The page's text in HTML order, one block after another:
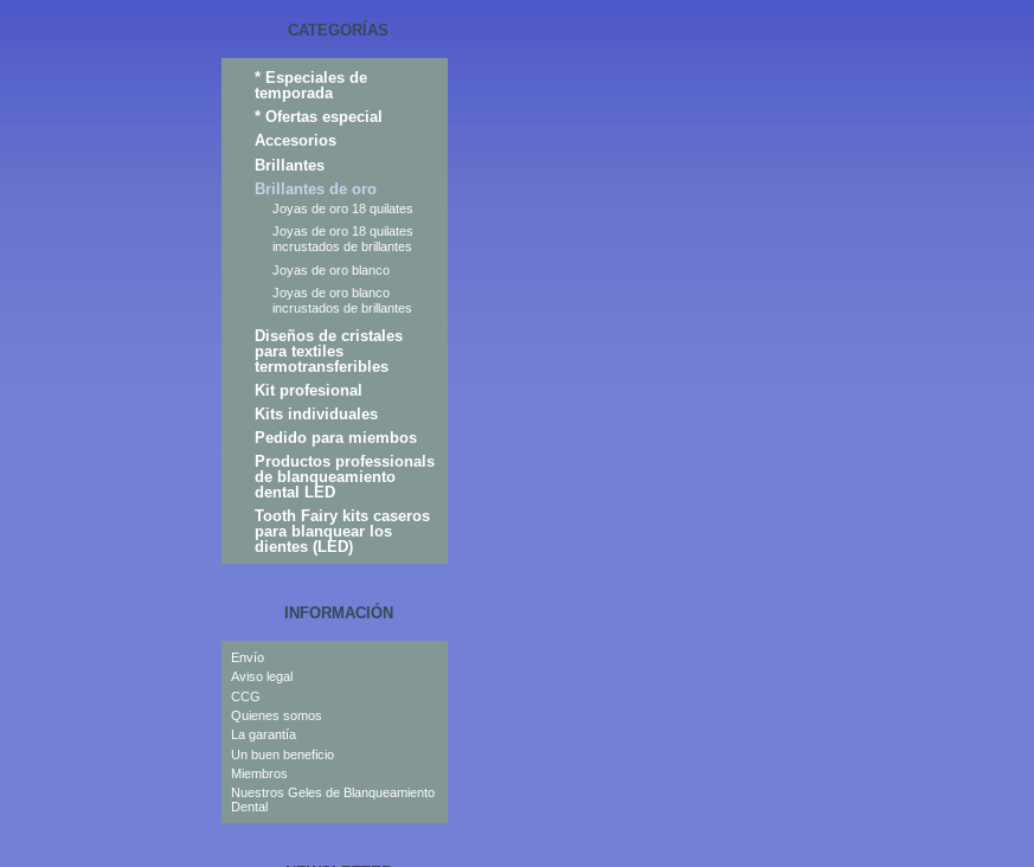
CATEGORÍAS
* Especiales de
temporada
* Ofertas especial
Accesorios
Brillantes
Brillantes de oro
Joyas de oro 18 quilates
Joyas de oro 18 quilates
incrustados de brillantes
Joyas de oro blanco
Joyas de oro blanco
incrustados de brillantes
Diseños de cristales
para textiles
termotransferibles
Kit profesional
Kits individuales
Pedido para miembos
Productos professionals
de blanqueamiento
dental LED
Tooth Fairy kits caseros
para blanquear los
dientes (LED)
INFORMACIÓN
Envío
Aviso legal
CCG
Quienes somos
La garantía
Un buen beneficio
Miembros
Nuestros Geles de Blanqueamiento
Dental